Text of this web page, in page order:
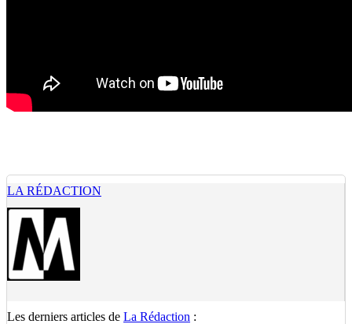
LA RÉDACTION
Les derniers articles de La Rédaction :